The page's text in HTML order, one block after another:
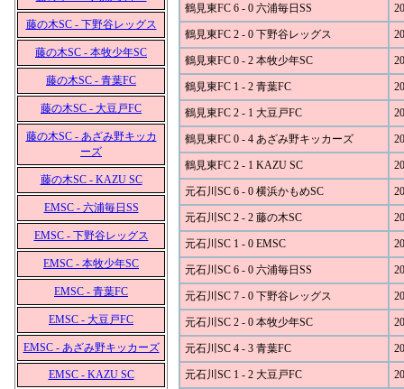
藤の木SC - 下野谷レッグス
藤の木SC - 本牧少年SC
藤の木SC - 青葉FC
藤の木SC - 大豆戸FC
藤の木SC - あざみ野キッカ
ーズ
藤の木SC - KAZU SC
EMSC - 六浦毎日SS
EMSC - 下野谷レッグス
EMSC - 本牧少年SC
EMSC - 青葉FC
EMSC - 大豆戸FC
EMSC - あざみ野キッカーズ
EMSC - KAZU SC
鶴見東FC 6 - 0 六浦毎日SS
鶴見東FC 2 - 0 下野谷レッグス
鶴見東FC 0 - 2 本牧少年SC
鶴見東FC 1 - 2 青葉FC
鶴見東FC 2 - 1 大豆戸FC
鶴見東FC 0 - 4 あざみ野キッカーズ
鶴見東FC 2 - 1 KAZU SC
元石川SC 6 - 0 横浜かもめSC
元石川SC 2 - 2 藤の木SC
元石川SC 1 - 0 EMSC
元石川SC 6 - 0 六浦毎日SS
元石川SC 7 - 0 下野谷レッグス
元石川SC 2 - 0 本牧少年SC
元石川SC 4 - 3 青葉FC
元石川SC 1 - 2 大豆戸FC